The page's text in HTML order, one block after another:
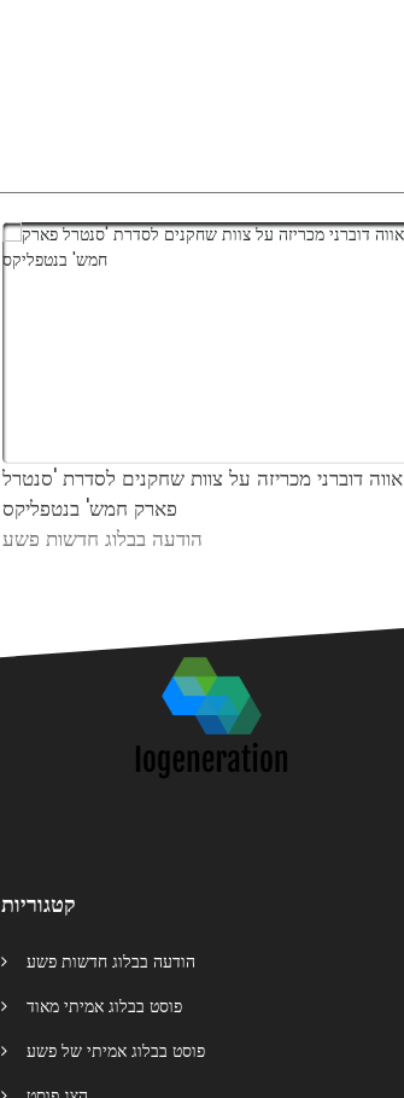
אווה דוברני מכריזה על צוות שחקנים לסדרת 'סנטרל
פארק חמש' בנטפליקס
הודעה בבלוג חדשות פשע
קטגוריות
הודעה בבלוג חדשות פשע
פוסט בבלוג אמיתי מאוד
פוסט בבלוג אמיתי של פשע